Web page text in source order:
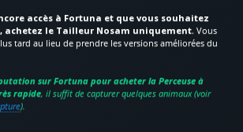
accès à Fortuna et que vous souhaitez
achetez le Tailleur Nosam uniquement. Vous
tard au lieu de prendre les versions améliorées du
sur Fortuna pour acheter la Perceuse à
rapide, il suffit de capturer quelques animaux (voir
).